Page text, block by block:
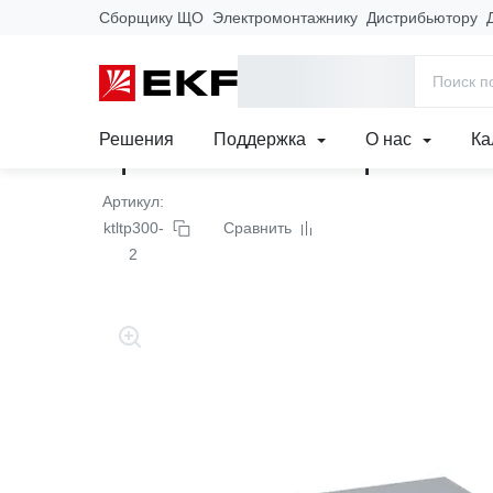
Сборщику ЩО Электромонтажнику Дистрибьютору
Решения Поддержка О нас
Главная
Аксессуары для усиленного лестничного лотка M-Line Plus
Крышка на Т-образный
Артикул:
ktltp300-
2
Сравнить